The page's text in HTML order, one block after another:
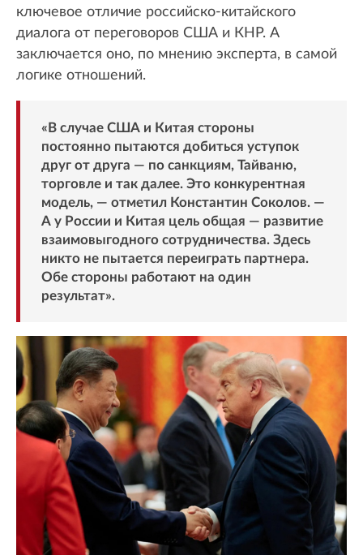
ключевое отличие российско-китайского
диалога от переговоров США и КНР. А
заключается оно, по мнению эксперта, в самой
логике отношений.
«В случае США и Китая стороны
постоянно пытаются добиться уступок
друг от друга — по санкциям, Тайваню,
торговле и так далее. Это конкурентная
модель, — отметил Константин Соколов. —
А у России и Китая цель общая — развитие
взаимовыгодного сотрудничества. Здесь
никто не пытается переиграть партнера.
Обе стороны работают на один
результат».